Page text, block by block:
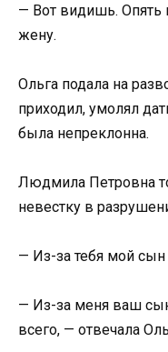
— Вот видишь. Опять
жену.
Ольга подала на
приходил, умолял
была непреклонна.
Людмила Петровна
невестку в
— Из-за тебя мой сын
— Из-за меня ваш
всего, — отвечала